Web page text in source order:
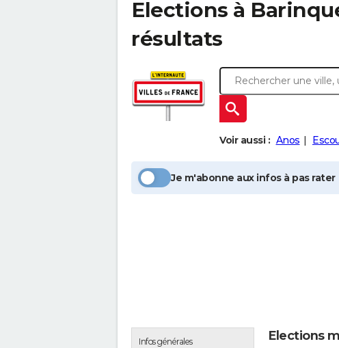
Elections à
résultats
Voir aussi : Anos
Je m'abonne aux infos à pas rater
Infos générales Elections